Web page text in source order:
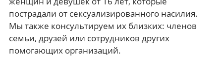
пострадали от сексуализированного насилия.
Мы также консультируем их близких: членов
семьи, друзей или сотрудников других
помогающих организаций.